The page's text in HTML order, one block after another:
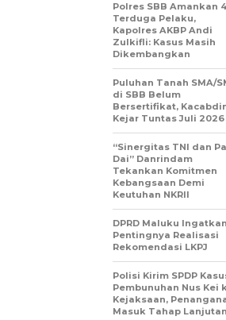
Polres SBB Amankan 4
Terduga Pelaku,
Kapolres AKBP Andi
Zulkifli: Kasus Masih
Dikembangkan
Puluhan Tanah SMA/
di SBB Belum
Bersertifikat,
Kejar Tuntas Juli 2026
“Sinergitas TNI dan
Dai” Danrindam
Tekankan Komitmen
Kebangsaan Demi
Keutuhan NKRII ‎
DPRD Maluku Ingatkan
Pentingnya Realisasi
Rekomendasi LKPJ
Polisi Kirim SPDP
Pembunuhan Nus Kei
Kejaksaan,
Masuk Tahap Lanjutan